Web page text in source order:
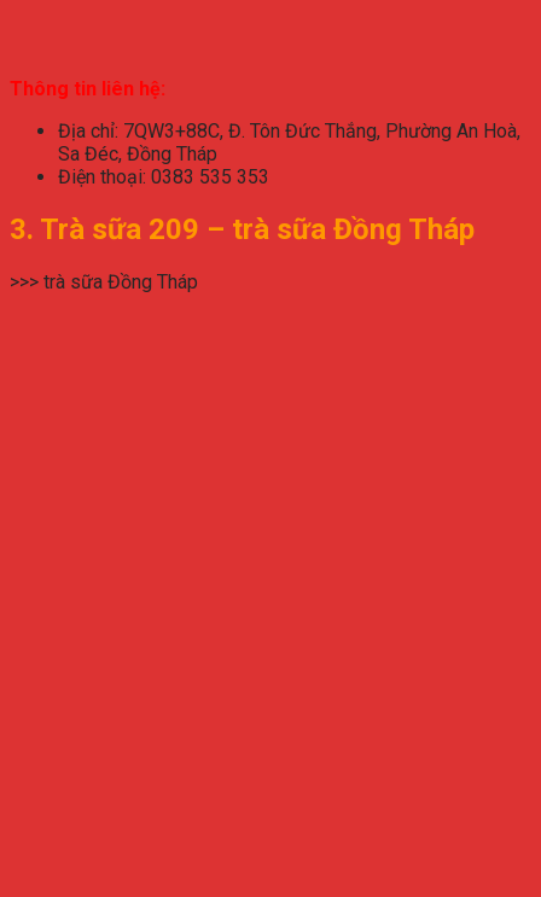
Thông tin liên hệ:
Địa chỉ: 7QW3+88C, Đ. Tôn Đức Thắng, Phường An Hoà,
Sa Đéc, Đồng Tháp
Điện thoại: 0383 535 353
3. Trà sữa 209 – trà sữa Đồng Tháp
>>> trà sữa Đồng Tháp